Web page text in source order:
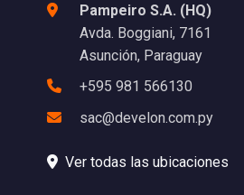
Pampeiro S.A. (HQ)
Avda. Boggiani, 7161
Asunción, Paraguay
+595 981 566130
sac@develon.com.py
Ver todas las ubicaciones